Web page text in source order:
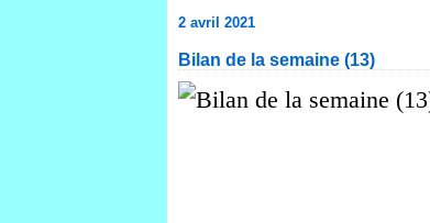
2 avril 2021
Bilan de la semaine (13)